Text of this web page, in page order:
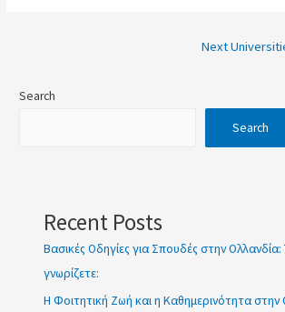
Next
Search
Search
Recent Posts
Βασικές Οδηγίες για Σπουδές στην Ολλανδία:
γνωρίζετε:
Η Φοιτητική Ζωή και η Καθημερινότητα στην